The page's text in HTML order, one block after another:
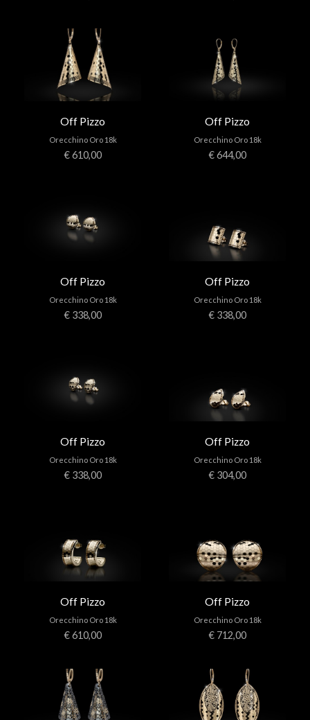
Off Pizzo
Orecchino Oro 18k
€ 610,00
Off Pizzo
Orecchino Oro 18k
€ 644,00
Off Pizzo
Orecchino Oro 18k
€ 338,00
Off Pizzo
Orecchino Oro 18k
€ 338,00
Off Pizzo
Orecchino Oro 18k
€ 338,00
Off Pizzo
Orecchino Oro 18k
€ 304,00
Off Pizzo
Orecchino Oro 18k
€ 610,00
Off Pizzo
Orecchino Oro 18k
€ 712,00